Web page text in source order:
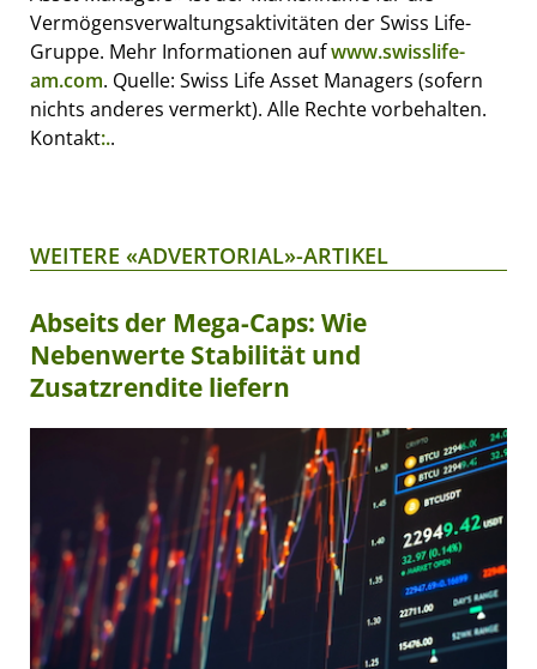
Vermögensverwaltungsaktivitäten der Swiss Life-
Gruppe. Mehr Informationen aufwww.swisslife-
am.com. Quelle: Swiss Life Asset Managers (sofern
nichts anderes vermerkt). Alle Rechte vorbehalten.
Kontakt:..
WEITERE «ADVERTORIAL»-ARTIKEL
Abseits der Mega-Caps: Wie
Nebenwerte Stabilität und
Zusatzrendite liefern